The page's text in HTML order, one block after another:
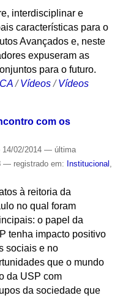
interdisciplinar e
características para o
Avançados e, neste
expuseram as
para o futuro.
/Vídeos /Vídeos
com os
14/02/2014 — última
— registrado em: Institucional
à reitoria da
no qual foram
o papel da
tenha impacto positivo
sociais e no
que o mundo
da USP com
da sociedade que